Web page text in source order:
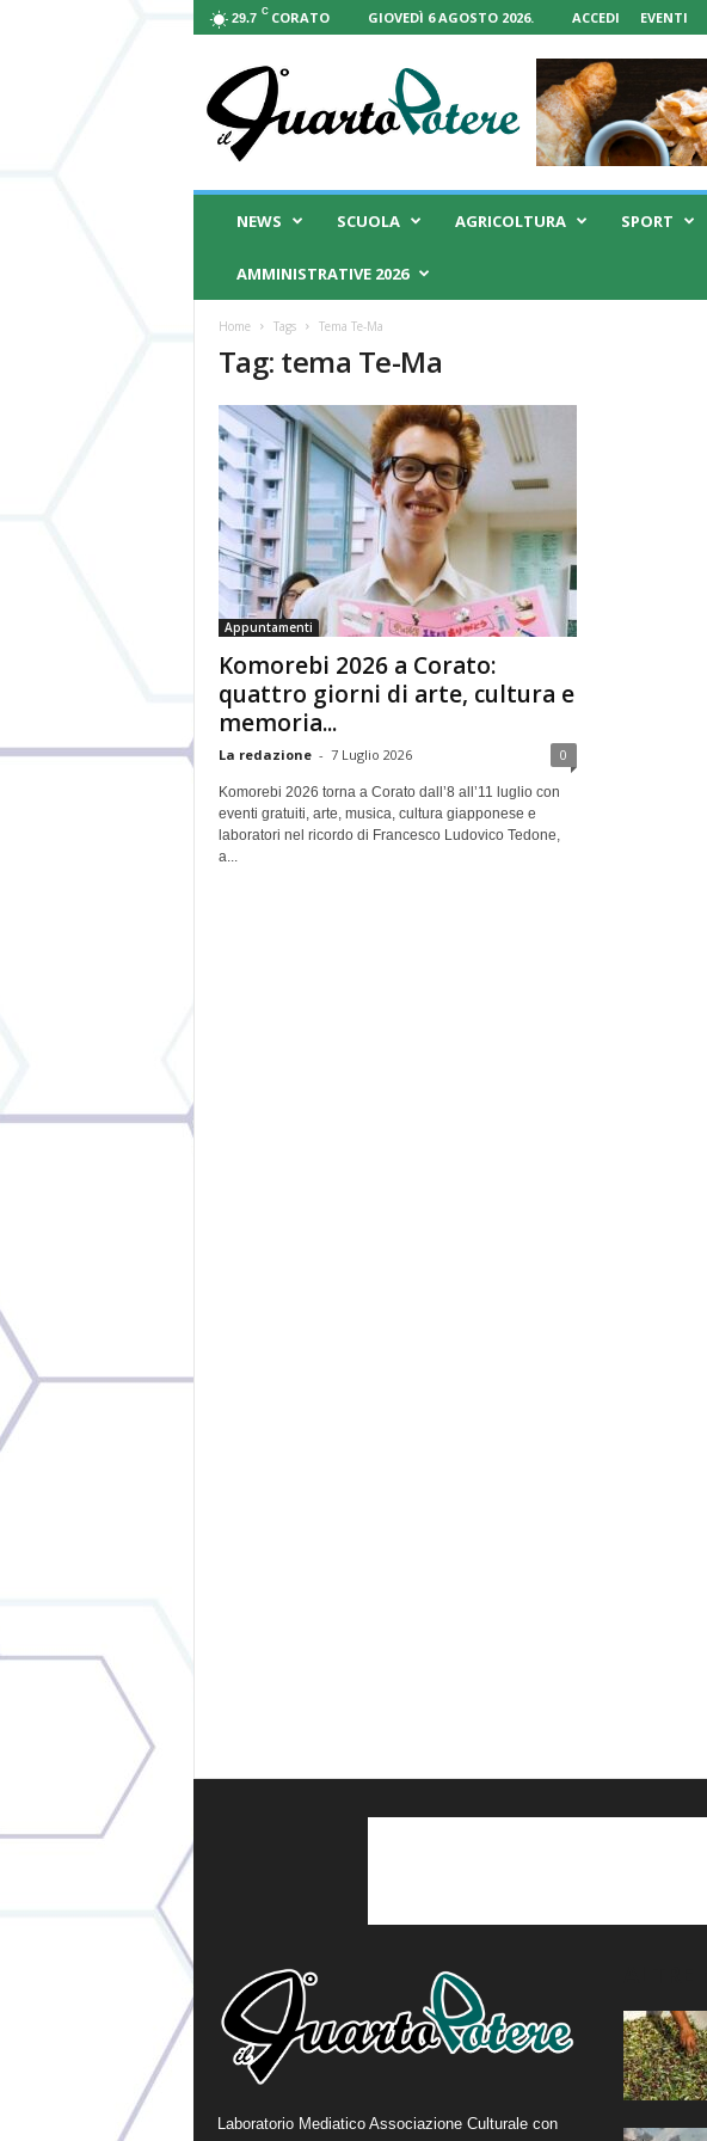
29.7 C CORATO GIOVEDÌ 6 AGOSTO 2026. ACCEDI EVENTI
Q
NEWS SCUOLA AGRICOLTURA SPORT
AMMINISTRATIVE 2026
Home Tags Tema Te-Ma
Tag: tema Te-Ma
Appuntamenti
Komorebi 2026 a Corato:
quattro giorni di arte, cultura e
memoria...
La redazione - 7 Luglio 2026 0
Komorebi 2026 torna a Corato dall’8 all’11 luglio con
eventi gratuiti, arte, musica, cultura giapponese e
laboratori nel ricordo di Francesco Ludovico Tedone,
a...
Laboratorio Mediatico Associazione Culturale con